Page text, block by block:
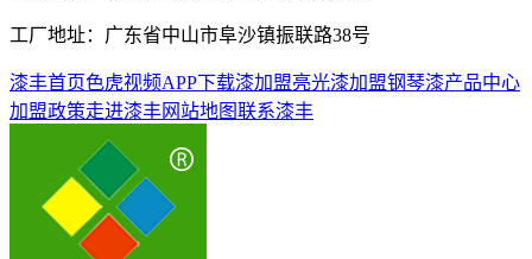
工厂地址： 广东省中山市阜沙镇振联路38号
漆丰首页色虎视频APP下载漆加盟亮光漆加盟钢琴漆产品中心
加盟政策走进漆丰网站地图联系漆丰